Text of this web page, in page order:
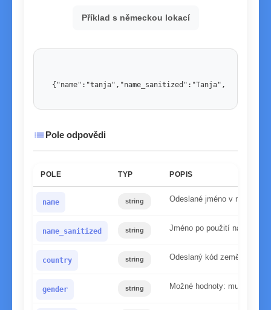
Příklad s německou lokací
listPole odpovědi
POLE TYP POPIS
name string Odeslané jméno v malých
name_sanitized string Jméno po použití našeho
country string Odeslaný kód země
gender string Možné hodnoty: mužské,